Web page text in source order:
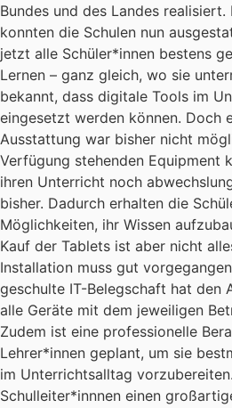
Bundes und des Landes
konnten die Schulen nun
jetzt alle Schüler*innen bestens
Lernen – ganz gleich, wo sie
bekannt, dass digitale Tools im
eingesetzt werden können. Doch
Ausstattung war bisher nicht
Verfügung stehenden Equipment
ihren Unterricht noch
bisher. Dadurch erhalten die
Möglichkeiten, ihr Wissen
Kauf der Tablets ist aber nicht
Installation muss gut
geschulte IT-Belegschaft hat den
alle Geräte mit dem jeweiligen
Zudem ist eine professionelle
Lehrer*innen geplant, um sie
im Unterrichtsalltag
Schulleiter*innnen einen